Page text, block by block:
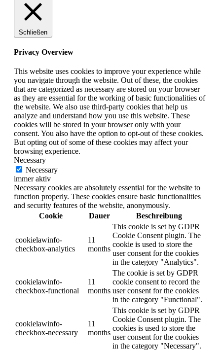
Schließen
Privacy Overview
This website uses cookies to improve your experience while
you navigate through the website. Out of these, the cookies
that are categorized as necessary are stored on your browser
as they are essential for the working of basic functionalities of
the website. We also use third-party cookies that help us
analyze and understand how you use this website. These
cookies will be stored in your browser only with your
consent. You also have the option to opt-out of these cookies.
But opting out of some of these cookies may affect your
browsing experience.
Necessary
Necessary
immer aktiv
Necessary cookies are absolutely essential for the website to
function properly. These cookies ensure basic functionalities
and security features of the website, anonymously.
Cookie
Dauer Beschreibung
cookielawinfo-
checkbox-analytics
11
months
This cookie is set by GDPR
Cookie Consent plugin. The
cookie is used to store the
user consent for the cookies
in the category "Analytics".
cookielawinfo-
checkbox-functional
11
months
The cookie is set by GDPR
cookie consent to record the
user consent for the cookies
in the category "Functional".
cookielawinfo-
checkbox-necessary
11
months
This cookie is set by GDPR
Cookie Consent plugin. The
cookies is used to store the
user consent for the cookies
in the category "Necessary".